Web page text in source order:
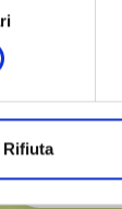
il tuo
vengono
il tuo
per
Rifiuta